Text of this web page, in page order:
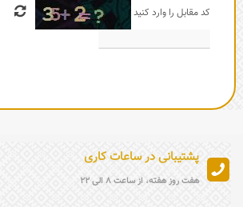
کد مقابل را وارد کنید
پشتیبانی در ساعات کاری
هفت روز هفته، از ساعت 8 الی 22